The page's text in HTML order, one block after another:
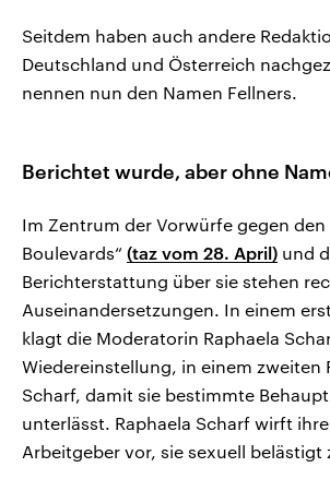
Seitdem haben auch andere
Deutschland und Österreich
nennen nun den Namen Fellners.
Berichtet wurde, aber ohne
Im Zentrum der Vorwürfe gegen den
Boulevards“ (taz vom 28. April) und
Berichterstattung über sie stehen
Auseinandersetzungen. In einem
klagt die Moderatorin Raphaela
Wiedereinstellung, in einem zweiten
Scharf, damit sie bestimmte
unterlässt. Raphaela Scharf wirft
Arbeitgeber vor, sie sexuell belästigt